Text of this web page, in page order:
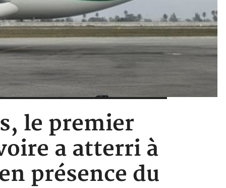
le premier
a atterri à
présence du